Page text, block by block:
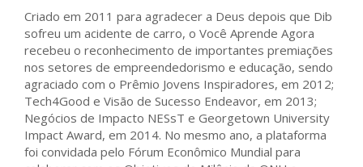
Criado em 2011 para agradecer a Deus depois que Dib
sofreu um acidente de carro, o Você Aprende Agora
recebeu o reconhecimento de importantes premiações
nos setores de empreendedorismo e educação, sendo
agraciado com o Prêmio Jovens Inspiradores, em 2012;
Tech4Good e Visão de Sucesso Endeavor, em 2013;
Negócios de Impacto NESsT e Georgetown University
Impact Award, em 2014. No mesmo ano, a plataforma
foi convidada pelo Fórum Econômico Mundial para